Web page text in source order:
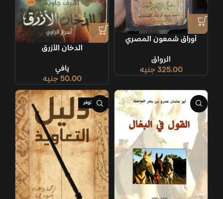
أوراق شمعون المصري
الرواق
325.00 جنيه
الدخان الأزرق
يافي
50.00 جنيه
غير متوفر